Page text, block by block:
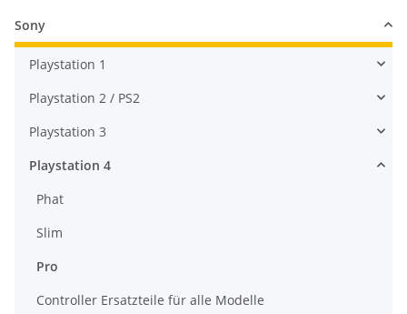
Sony
Playstation 1
Playstation 2 / PS2
Playstation 3
Playstation 4
Phat
Slim
Pro
Controller Ersatzteile für alle Modelle